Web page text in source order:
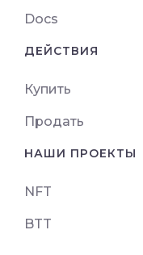
Docs
ДЕЙСТВИЯ
Купить
Продать
НАШИ ПРОЕКТЫ
NFT
BTT